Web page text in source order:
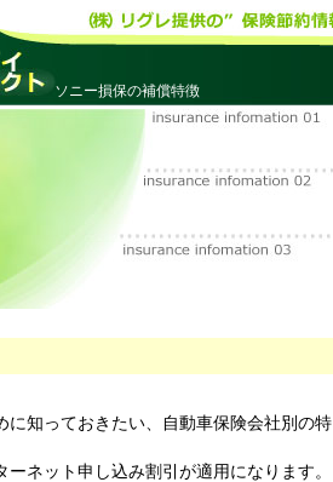
ソニー損保の補償特徴
に知っておきたい、自動車保険会社別の特
ネット申し込み割引が適用になります。